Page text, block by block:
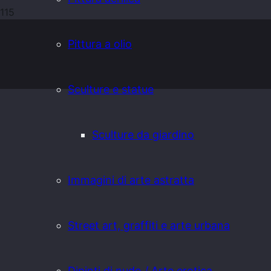
Pittura a olio
Sculture e statue
Sculture da giardino
Immagini di arte astratta
Street art, graffiti e arte urbana